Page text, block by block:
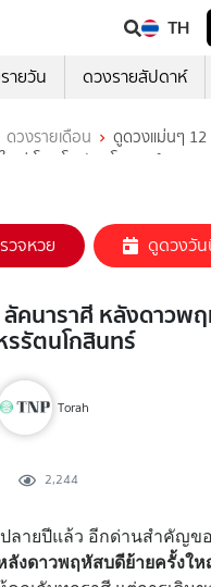
TH
ายวัน ดวงรายสัปดาห์
ดวงรายเดือน
ดูดวงแม่นๆ
หญ่ โดย โหรรัตนโกสินทร์
วจหวย ดูดวงวั
คนาราศี หลังดาวพ
รรัตนโกสินทร์
Torah
2,244
ายปีแล้ว อีกด่านสำคัญข
ลังดาวพฤหัสบดีย้ายครั้งใ